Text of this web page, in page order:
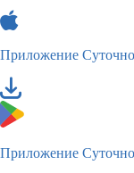
Приложение
Приложение